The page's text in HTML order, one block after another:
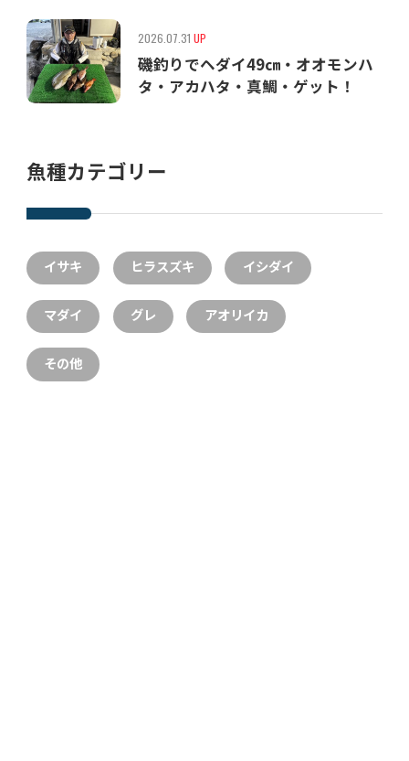
2026.07.31 UP
磯釣りでヘダイ49㎝・オオモンハ
タ・アカハタ・真鯛・ゲット！
魚種カテゴリー
イサキ ヒラスズキ イシダイ
マダイ グレ アオリイカ
その他